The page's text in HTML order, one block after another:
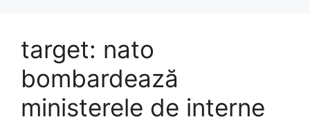
target: nato
bombardează
ministerele de interne